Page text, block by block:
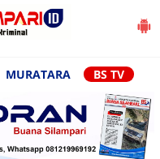
MURATARA BS TV